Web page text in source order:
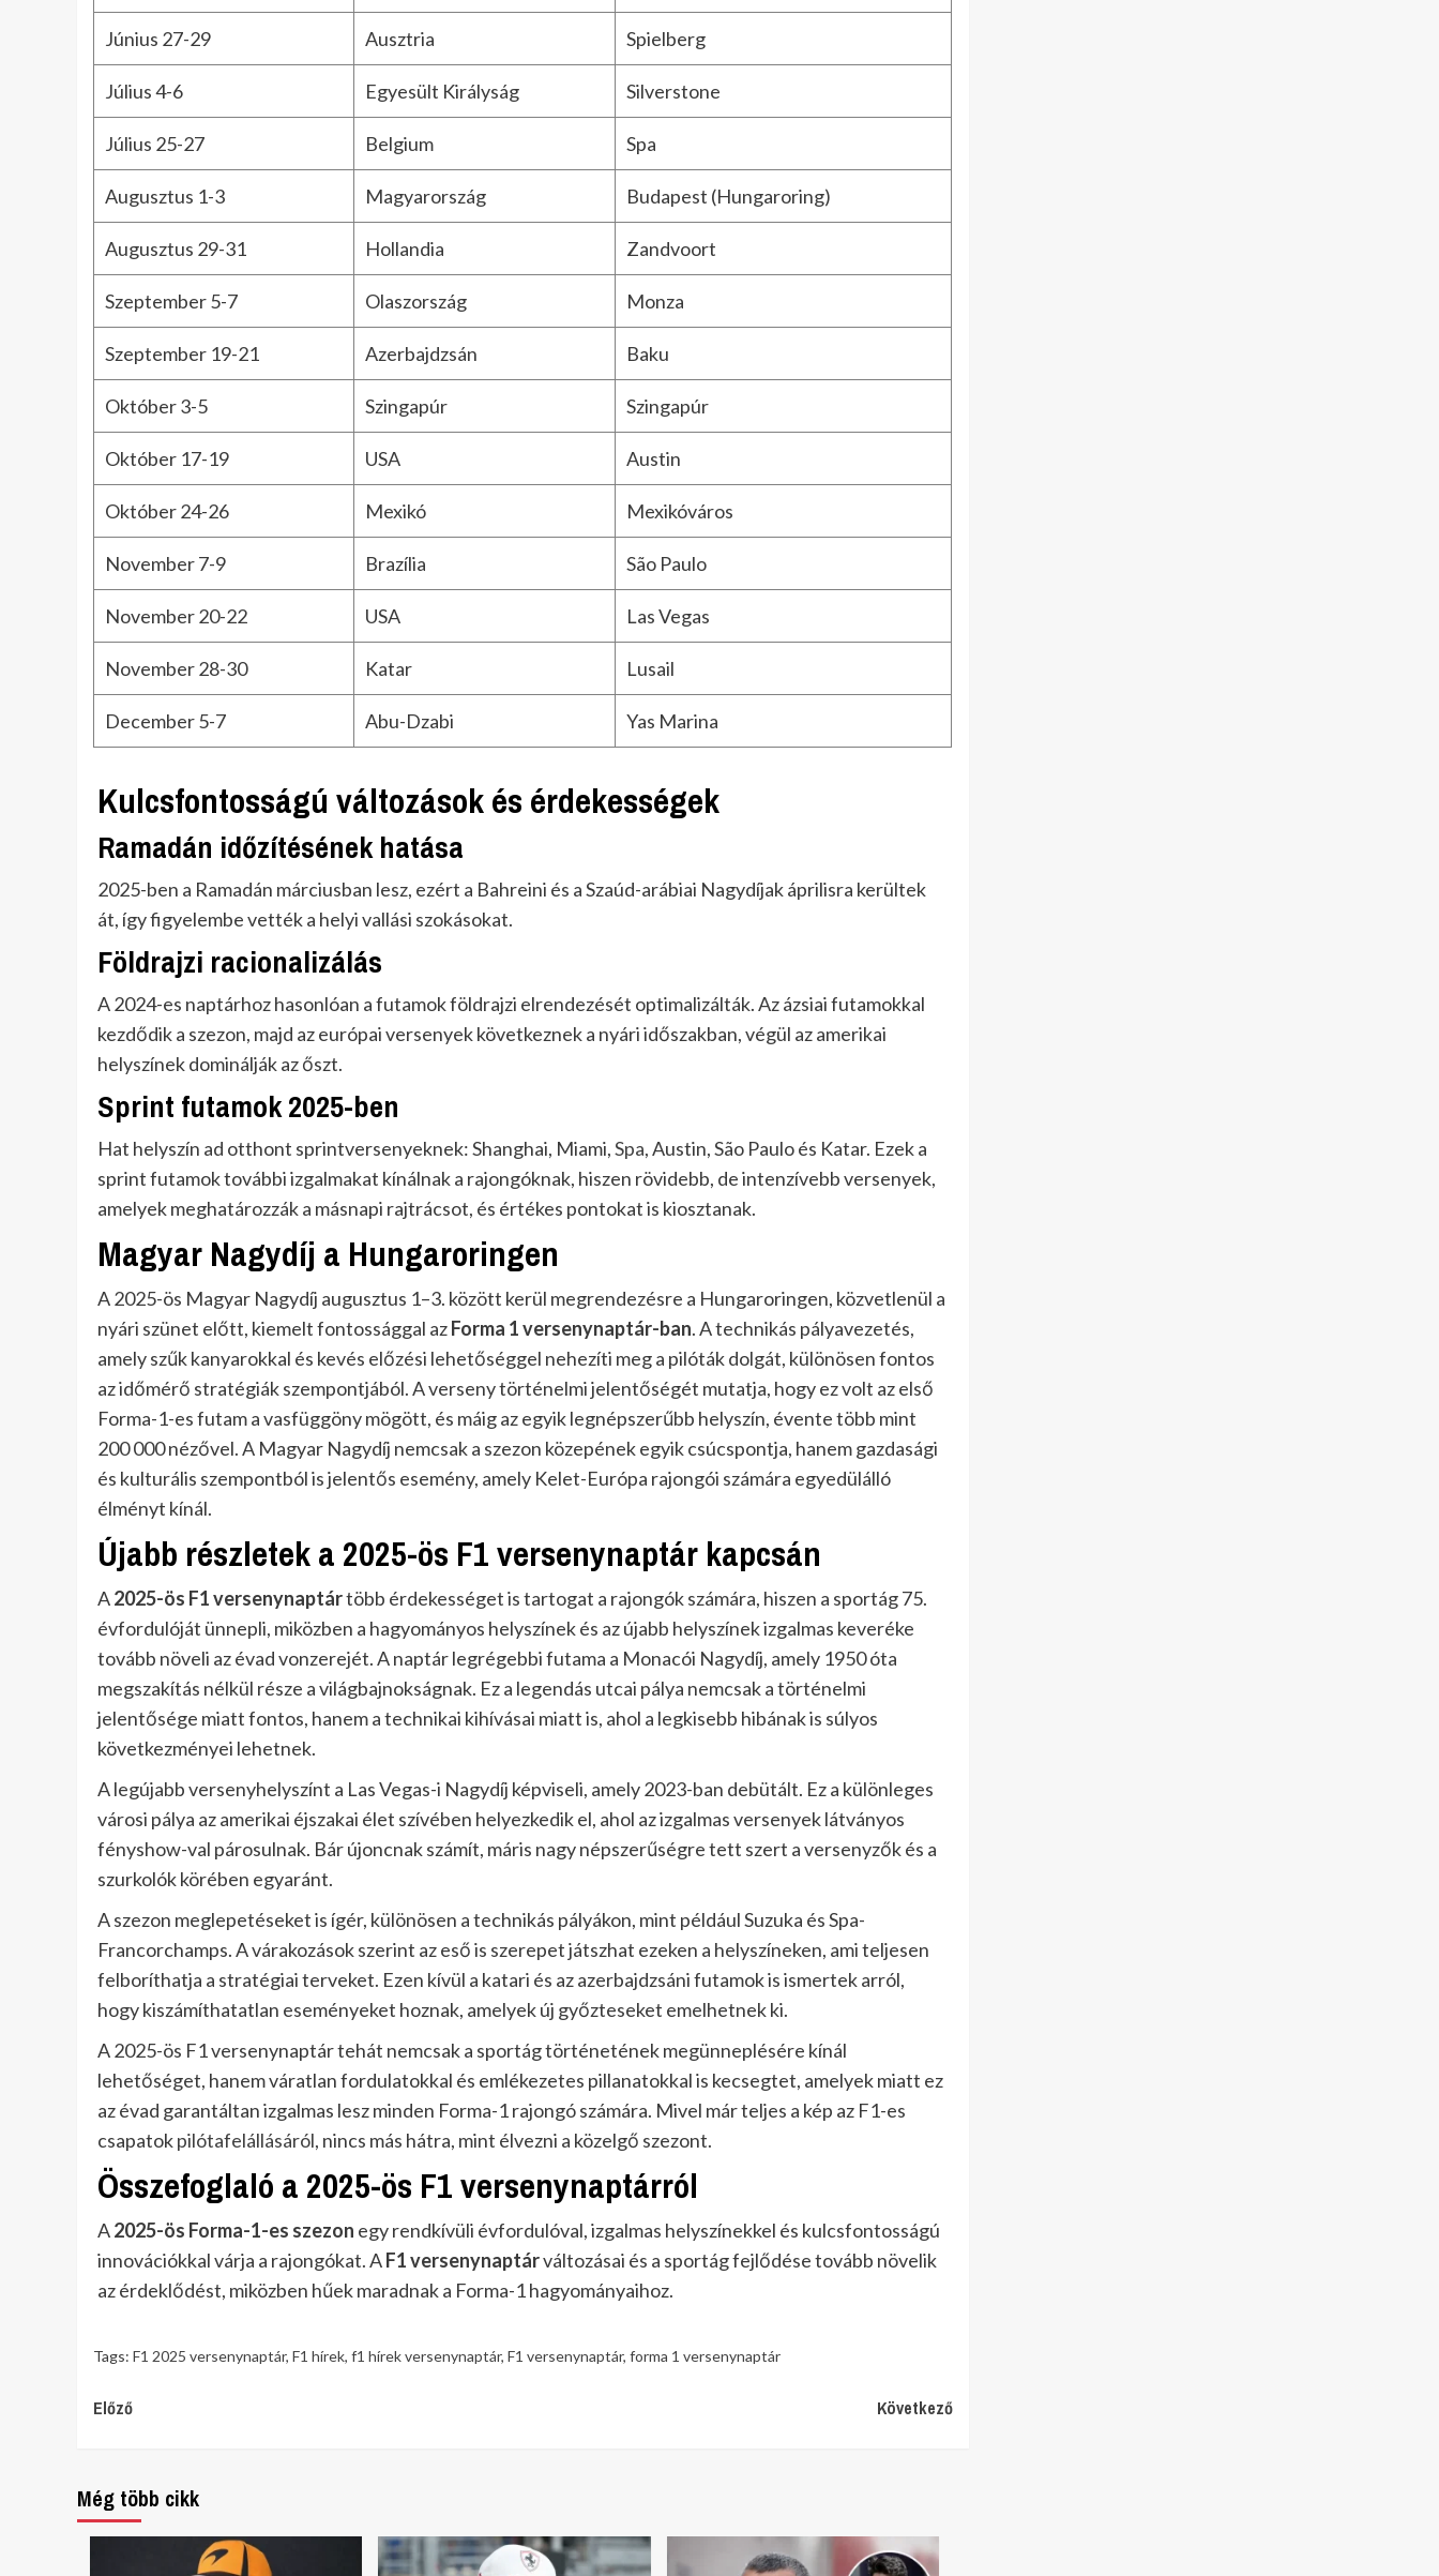
Június 27-29 Ausztria Spielberg
Július 4-6 Egyesült Királyság Silverstone
Július 25-27 Belgium Spa
Augusztus 1-3 Magyarország Budapest (Hungaroring)
Augusztus 29-31 Hollandia Zandvoort
Szeptember 5-7 Olaszország Monza
Szeptember 19-21 Azerbajdzsán Baku
Október 3-5 Szingapúr Szingapúr
Október 17-19 USA Austin
Október 24-26 Mexikó Mexikóváros
November 7-9 Brazília São Paulo
November 20-22 USA Las Vegas
November 28-30 Katar Lusail
December 5-7 Abu-Dzabi Yas Marina
Kulcsfontosságú változások és érdekességek
Ramadán időzítésének hatása
2025-ben a Ramadán márciusban lesz, ezért a Bahreini és a Szaúd-arábiai Nagydíjak áprilisra kerültek
át, így figyelembe vették a helyi vallási szokásokat.
Földrajzi racionalizálás
A 2024-es naptárhoz hasonlóan a futamok földrajzi elrendezését optimalizálták. Az ázsiai futamokkal
kezdődik a szezon, majd az európai versenyek következnek a nyári időszakban, végül az amerikai
helyszínek dominálják az őszt.
Sprint futamok 2025-ben
Hat helyszín ad otthont sprintversenyeknek: Shanghai, Miami,Spa, Austin, São Paulo és Katar. Ezek a
sprint futamok további izgalmakat kínálnak a rajongóknak, hiszen rövidebb, de intenzívebb versenyek,
amelyek meghatározzák a másnapi rajtrácsot, és értékes pontokat is kiosztanak.
Magyar Nagydíj a Hungaroringen
A 2025-ös Magyar Nagydíj augusztus 1–3. között kerül megrendezésre a Hungaroringen, közvetlenül a
nyári szünet előtt, kiemelt fontossággal azForma 1 versenynaptár-ban. A technikás pályavezetés,
amely szűk kanyarokkal és kevés előzési lehetőséggel nehezíti meg a pilóták dolgát, különösen fontos
az időmérő stratégiák szempontjából. A verseny történelmi jelentőségét mutatja, hogy ez volt az első
Forma-1-es futam a vasfüggöny mögött, és máig az egyik legnépszerűbb helyszín, évente több mint
200 000 nézővel. A Magyar Nagydíj nemcsak a szezon közepének egyik csúcspontja, hanem gazdasági
és kulturális szempontból is jelentős esemény, amely Kelet-Európa rajongói számára egyedülálló
élményt kínál.
Újabb részletek a 2025-ös F1 versenynaptár kapcsán
A2025-ös F1 versenynaptártöbb érdekességet is tartogat a rajongók számára, hiszen a sportág 75.
évfordulóját ünnepli, miközben a hagyományos helyszínek és az újabb helyszínek izgalmas keveréke
tovább növeli az évad vonzerejét. A naptár legrégebbi futama a Monacói Nagydíj, amely 1950 óta
megszakítás nélkül része a világbajnokságnak. Ez a legendás utcai pálya nemcsak a történelmi
jelentősége miatt fontos, hanem a technikai kihívásai miatt is, ahol a legkisebb hibának is súlyos
következményei lehetnek.
A legújabb versenyhelyszínt a Las Vegas-i Nagydíj képviseli, amely 2023-ban debütált. Ez a különleges
városi pálya az amerikai éjszakai élet szívében helyezkedik el, ahol az izgalmas versenyek látványos
fényshow-val párosulnak. Bár újoncnak számít, máris nagy népszerűségre tett szert a versenyzők és a
szurkolók körében egyaránt.
A szezon meglepetéseket is ígér, különösen a technikás pályákon, mint például Suzuka és Spa-
Francorchamps. A várakozások szerint az eső is szerepet játszhat ezeken a helyszíneken, ami teljesen
felboríthatja a stratégiai terveket. Ezen kívül a katari és az azerbajdzsáni futamok is ismertek arról,
hogy kiszámíthatatlan eseményeket hoznak, amelyek új győzteseket emelhetnek ki.
A 2025-ös F1 versenynaptár tehát nemcsak a sportág történetének megünneplésére kínál
lehetőséget, hanem váratlan fordulatokkal és emlékezetes pillanatokkal is kecsegtet, amelyek miatt ez
az évad garantáltan izgalmas lesz minden Forma-1 rajongó számára. Mivel már teljes a kép az F1-es
csapatokpilótafelállásáról, nincs más hátra, mint élvezni a közelgő szezont.
Összefoglaló a 2025-ös F1 versenynaptárról
A2025-ös Forma-1-es szezon egy rendkívüli évfordulóval, izgalmas helyszínekkel és kulcsfontosságú
innovációkkal várja a rajongókat. AF1 versenynaptárváltozásai és a sportág fejlődése tovább növelik
az érdeklődést, miközben hűek maradnak a Forma-1 hagyományaihoz.
Tags: F1 2025 versenynaptár, F1 hírek, f1 hírek versenynaptár, F1 versenynaptár, forma 1 versenynaptár
Continue
Előző Következő
Még több cikk